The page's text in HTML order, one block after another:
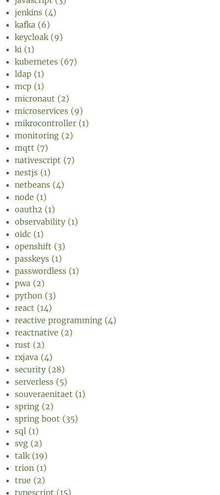
jenkins (4)
kafka (6)
keycloak (9)
ki (1)
kubernetes (67)
ldap (1)
mcp (1)
micronaut (2)
microservices (9)
mikrocontroller (1)
monitoring (2)
mqtt (7)
nativescript (7)
nestjs (1)
netbeans (4)
node (1)
oauth2 (1)
observability (1)
oidc (1)
openshift (3)
passkeys (1)
passwordless (1)
pwa (2)
python (3)
react (14)
reactive programming (4)
reactnative (2)
rust (2)
rxjava (4)
security (28)
serverless (5)
souveraenitaet (1)
spring (2)
spring boot (35)
sql (1)
svg (2)
talk (19)
trion (1)
true (2)
typescript (15)